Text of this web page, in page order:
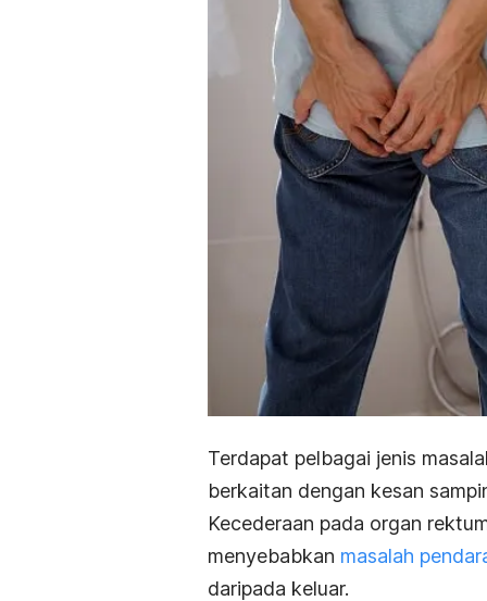
Terdapat pelbagai jenis
berkaitan dengan kesan
Kecederaan pada organ
menyebabkan masalah
daripada keluar.